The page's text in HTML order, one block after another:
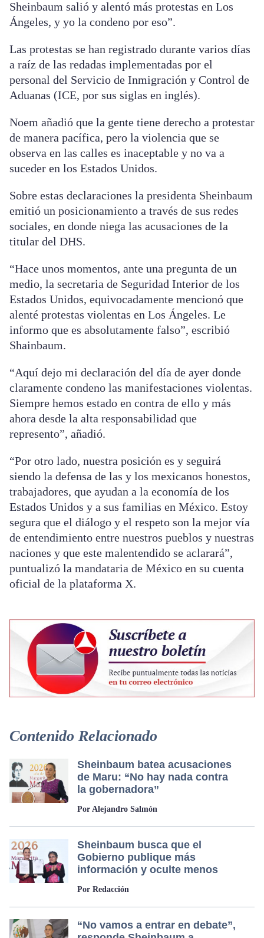
Sheinbaum salió y alentó más protestas en Los
Ángeles, y yo la condeno por eso”.
Las protestas se han registrado durante varios días
a raíz de las redadas implementadas por el
personal del Servicio de Inmigración y Control de
Aduanas (ICE, por sus siglas en inglés).
Noem añadió que la gente tiene derecho a protestar
de manera pacífica, pero la violencia que se
observa en las calles es inaceptable y no va a
suceder en los Estados Unidos.
Sobre estas declaraciones la presidenta Sheinbaum
emitió un posicionamiento a través de sus redes
sociales, en donde niega las acusaciones de la
titular del DHS.
“Hace unos momentos, ante una pregunta de un
medio, la secretaria de Seguridad Interior de los
Estados Unidos, equivocadamente mencionó que
alenté protestas violentas en Los Ángeles. Le
informo que es absolutamente falso”, escribió
Shainbaum.
“Aquí dejo mi declaración del día de ayer donde
claramente condeno las manifestaciones violentas.
Siempre hemos estado en contra de ello y más
ahora desde la alta responsabilidad que
represento”, añadió.
“Por otro lado, nuestra posición es y seguirá
siendo la defensa de las y los mexicanos honestos,
trabajadores, que ayudan a la economía de los
Estados Unidos y a sus familias en México. Estoy
segura que el diálogo y el respeto son la mejor vía
de entendimiento entre nuestros pueblos y nuestras
naciones y que este malentendido se aclarará”,
puntualizó la mandataria de México en su cuenta
oficial de la plataforma X.
Contenido Relacionado
Sheinbaum batea acusaciones
de Maru: “No hay nada contra
la gobernadora”
Por Alejandro Salmón
Sheinbaum busca que el
Gobierno publique más
información y oculte menos
Por Redacción
“No vamos a entrar en debate”,